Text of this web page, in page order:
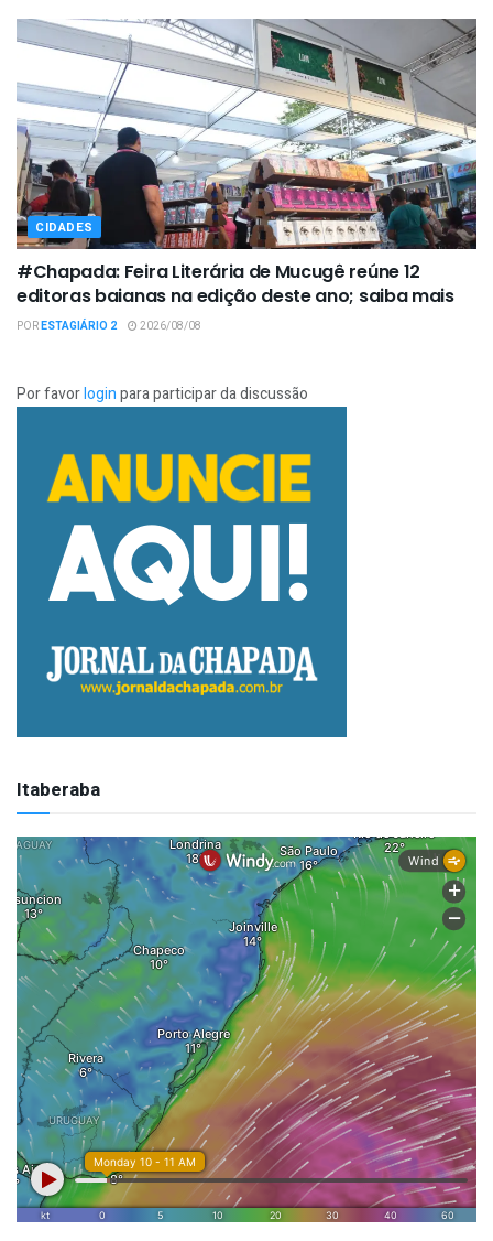
CIDADES
#Chapada: Feira Literária de Mucugê reúne 12
editoras baianas na edição deste ano; saiba mais
PORESTAGIÁRIO 2 2026/08/08
Por favorloginpara participar da discussão
Itaberaba